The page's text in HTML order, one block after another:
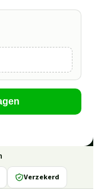
Verzekerd